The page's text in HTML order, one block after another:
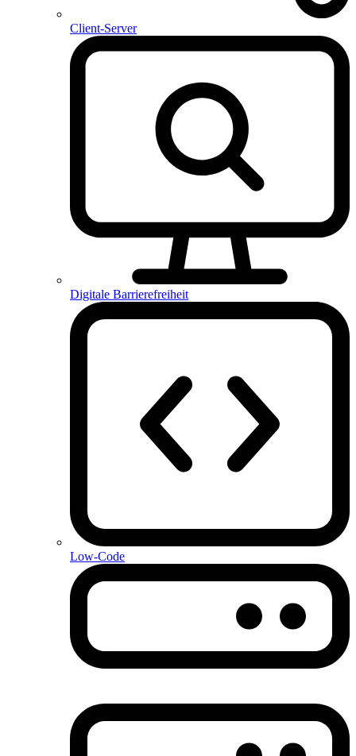
Client-Server
Digitale Barrierefreiheit
Low-Code